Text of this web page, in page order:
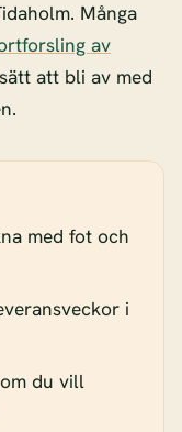
Många
av
att bli av med
med fot och
i
du vill